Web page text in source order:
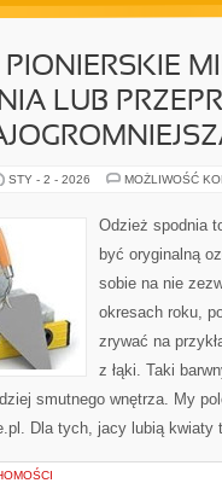
LUB
STY - 2 - 2026 MOŻLIWOŚĆ
Odzież spodnia
być oryginalną
sobie na nie
okresach roku,
zrywać na
z łąki. Taki
smutnego wnętrza. My
Dla tych, jacy lubią